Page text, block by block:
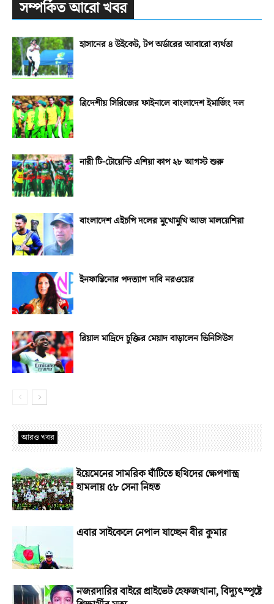
সম্পর্কিত আরো খবর
হাসানের ৪ উইকেট, টপ অর্ডারের আবারো ব্যর্থতা
ত্রিদেশীয় সিরিজের ফাইনালে বাংলাদেশ ইমার্জিং দল
নারী টি-টোয়েন্টি এশিয়া কাপ ২৮ আগস্ট শুরু
বাংলাদেশ এইচপি দলের মুখোমুখি আজ মালয়েশিয়া
ইনফান্তিনোর পদত্যাগ দাবি নরওয়ের
রিয়াল মাদ্রিদে চুক্তির মেয়াদ বাড়ালেন ভিনিসিউস
আরও খবর
ইয়েমেনের সামরিক ঘাঁটিতে হুথিদের ক্ষেপণাস্ত্র
হামলায় ৫৮ সেনা নিহত
এবার সাইকেলে নেপাল যাচ্ছেন বীর কুমার
নজরদারির বাইরে প্রাইভেট হেফজখানা, বিদ্যুৎস্পৃষ্টে